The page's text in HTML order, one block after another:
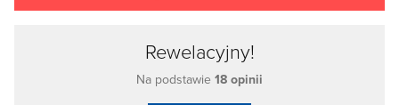
Rewelacyjny!
Na podstawie 18 opinii